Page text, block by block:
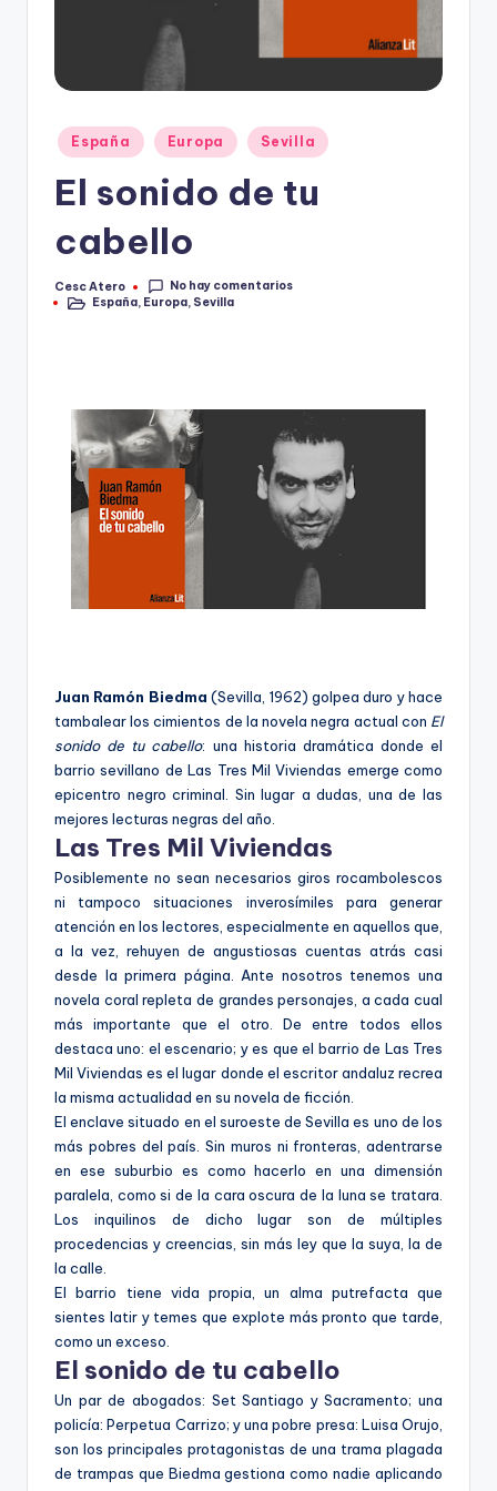
Publicado
en
España Europa Sevilla
El sonido de tu
cabello
Publicado
por
Cesc Atero
No hay comentarios
Publicado
España, Europa, Sevilla
Juan Ramón Biedma (Sevilla, 1962) golpea duro y hace
tambalear los cimientos de la novela negra actual con El
sonido de tu cabello: una historia dramática donde el
barrio sevillano de Las Tres Mil Viviendas emerge como
epicentro negro criminal. Sin lugar a dudas, una de las
mejores lecturas negras del año.
Las Tres Mil Viviendas
Posiblemente no sean necesarios giros rocambolescos
ni tampoco situaciones inverosímiles para generar
atención en los lectores, especialmente en aquellos que,
a la vez, rehuyen de angustiosas cuentas atrás casi
desde la primera página. Ante nosotros tenemos una
novela coral repleta de grandes personajes, a cada cual
más importante que el otro. De entre todos ellos
destaca uno: el escenario; y es que el barrio de Las Tres
Mil Viviendas es el lugar donde el escritor andaluz recrea
la misma actualidad en su novela de ficción.
El enclave situado en el suroeste de Sevilla es uno de los
más pobres del país. Sin muros ni fronteras, adentrarse
en ese suburbio es como hacerlo en una dimensión
paralela, como si de la cara oscura de la luna se tratara.
Los inquilinos de dicho lugar son de múltiples
procedencias y creencias, sin más ley que la suya, la de
la calle.
El barrio tiene vida propia, un alma putrefacta que
sientes latir y temes que explote más pronto que tarde,
como un exceso.
El sonido de tu cabello
Un par de abogados: Set Santiago y Sacramento; una
policía: Perpetua Carrizo; y una pobre presa: Luisa Orujo,
son los principales protagonistas de una trama plagada
de trampas que Biedma gestiona como nadie aplicando